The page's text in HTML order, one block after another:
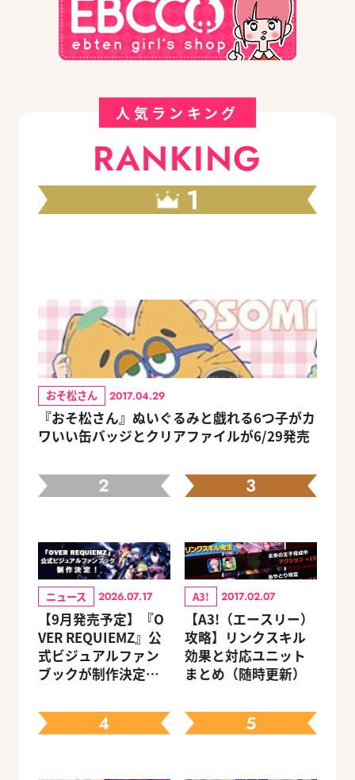
人気ランキング
RANKING
1
おそ松さん 2017.04.29
『おそ松さん』ぬいぐるみと戯れる6つ子がカ
ワいい缶バッジとクリアファイルが6/29発売
2
ニュース 2026.07.17
【9月発売予定】『O
VER REQUIEMZ』公
式ビジュアルファン
ブックが制作決定！
る豪華グッズ付き限
定セットも同時発売
3
A3! 2017.02.07
【A3!（エースリー）
攻略】リンクスキル
効果と対応ユニット
まとめ（随時更新）
4 5